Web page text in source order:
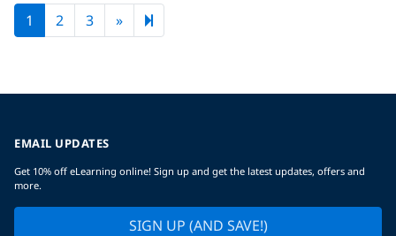
1 2 3 »Next page
5
EMAIL UPDATES
Get 10% off eLearning online! Sign up and get the latest updates, offers and
more.
SIGN UP (AND SAVE!)